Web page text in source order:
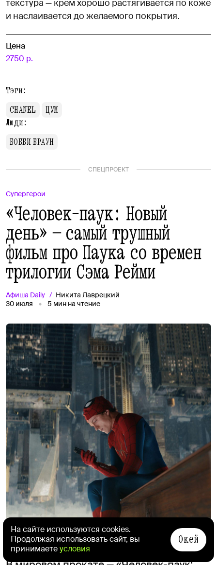
текстура — крем хорошо растягивается по коже
и наслаивается до желаемого покрытия.
Цена
2750 р.
Тэги:
CHANEL
ЦУМ
Люди:
БОББИ БРАУН
СПЕЦПРОЕКТ
Супергерои
«Человек-паук: Новый
день» — самый трушный
фильм про Паука со времен
трилогии Сэма Рейми
Афиша Daily
Никита Лаврецкий
30 июля
5 мин на чтение
Фото: Sony Pictures UK/Columbia Pictures
На сайте используются cookies.
Продолжая использовать сайт, вы
принимаетеусловия
Окей